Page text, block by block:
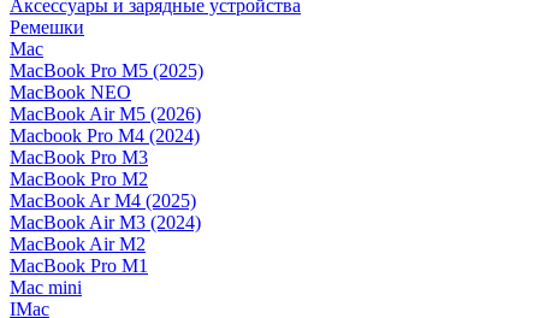
Аксессуары и зарядные устройства
Ремешки
Mac
MacBook Pro M5 (2025)
MacBook NEO
MacBook Air M5 (2026)
Macbook Pro M4 (2024)
MacBook Pro M3
MacBook Pro M2
MacBook Ar M4 (2025)
MacBook Air M3 (2024)
MacBook Air M2
MacBook Pro M1
Mac mini
IMac